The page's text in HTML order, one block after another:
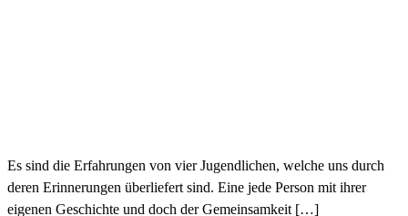
Es sind die Erfahrungen von vier Jugendlichen, welche uns durch
deren Erinnerungen überliefert sind. Eine jede Person mit ihrer
eigenen Geschichte und doch der Gemeinsamkeit […]